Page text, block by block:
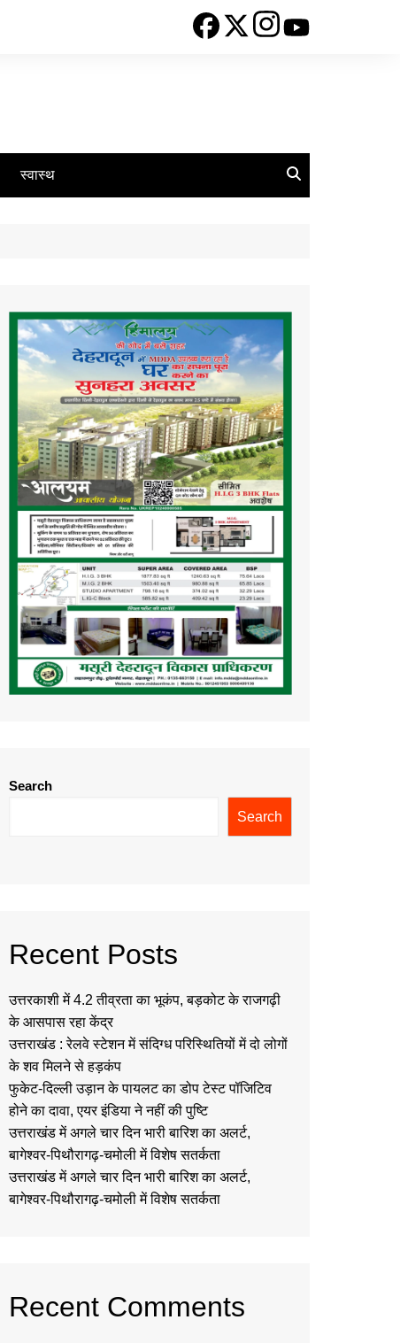
स्वास्थ
Search
Search
Recent Posts
उत्तरकाशी में 4.2 तीव्रता का भूकंप, बड़कोट के राजगढ़ी
के आसपास रहा केंद्र
उत्तराखंड : रेलवे स्टेशन में संदिग्ध परिस्थितियों में दो लोगों
के शव मिलने से हड़कंप
फुकेट-दिल्ली उड़ान के पायलट का डोप टेस्ट पॉजिटिव
होने का दावा, एयर इंडिया ने नहीं की पुष्टि
उत्तराखंड में अगले चार दिन भारी बारिश का अलर्ट,
बागेश्वर-पिथौरागढ़-चमोली में विशेष सतर्कता
उत्तराखंड में अगले चार दिन भारी बारिश का अलर्ट,
बागेश्वर-पिथौरागढ़-चमोली में विशेष सतर्कता
Recent Comments